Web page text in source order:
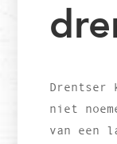
Drentser
niet
van een